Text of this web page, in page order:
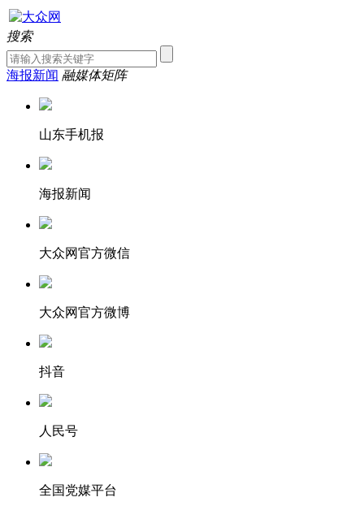
搜索
海报新闻 融媒体矩阵
山东手机报
海报新闻
大众网官方微信
大众网官方微博
抖音
人民号
全国党媒平台